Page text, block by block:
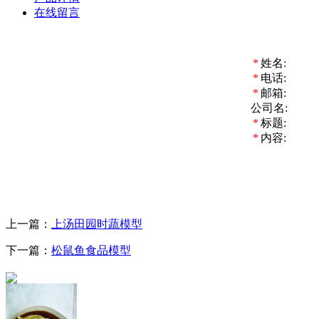
在线留言
* 姓名:
* 电话:
* 邮箱:
公司名:
* 标题:
* 内容:
上一篇： 上汤田园时蔬模型
下一篇： 松鼠鱼食品模型